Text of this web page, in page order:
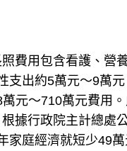
費用包含看護、營
支出約5萬元～9萬
元～710萬元費用
據行政院主計總處
家庭經濟就短少49